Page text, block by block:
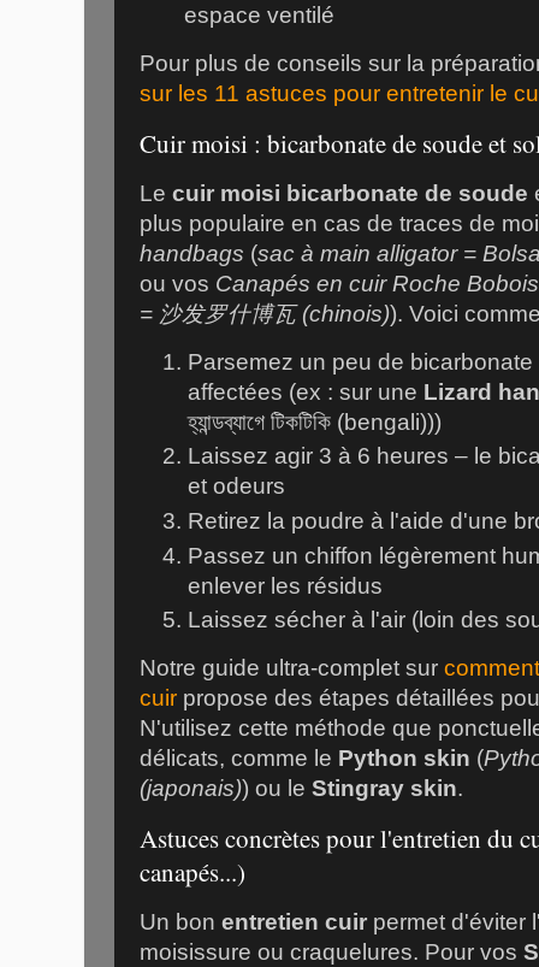
espace ventilé
Pour plus de conseils sur la
sur les 11 astuces pour entretenir le
Cuir moisi : bicarbonate de soude et
Le cuir moisi bicarbonate de soude
plus populaire en cas de traces de
handbags (sac à main alligator =
ou vos Canapés en cuir Roche Bobois
= 沙发罗什博瓦 (chinois)). Voici
Parsemez un peu de
affectées (ex : sur une Lizard
হ্যান্ডব্যাগে টিকটিকি (bengali)))
Laissez agir 3 à 6 heures – le
et odeurs
Retirez la poudre à l'aide d'une
Passez un chiffon légèrement
enlever les résidus
Laissez sécher à l'air (loin des
Notre guide ultra-complet sur
cuir propose des étapes détaillées
N'utilisez cette méthode que
délicats, comme le Python skin (
(japonais)) ou le Stingray skin.
Astuces concrètes pour l'entretien du
canapés...)
Un bon entretien cuir permet d'éviter
moisissure ou craquelures. Pour vos